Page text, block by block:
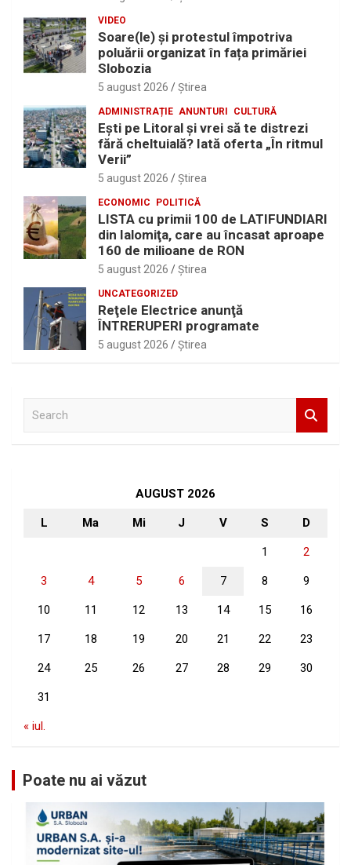
VIDEO
Soare(le) și protestul împotriva
poluării organizat în fața primăriei
Slobozia
5 august 2026 Ştirea
ADMINISTRAȚIE ANUNTURI CULTURĂ
Eşti pe Litoral şi vrei să te distrezi
fără cheltuială? Iată oferta „În ritmul
Verii”
5 august 2026 Ştirea
ECONOMIC POLITICĂ
LISTA cu primii 100 de LATIFUNDIARI
din Ialomiţa, care au încasat aproape
160 de milioane de RON
5 august 2026 Ştirea
UNCATEGORIZED
Reţele Electrice anunţă
ÎNTRERUPERI programate
5 august 2026 Ştirea
AUGUST 2026
L Ma Mi J V S D
1 2
3 4 5 6 7 8 9
10 11 12 13 14 15 16
17 18 19 20 21 22 23
24 25 26 27 28 29 30
31
« iul.
Poate nu ai văzut